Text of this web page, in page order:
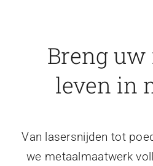
Breng uw
leven in
Van lasersnijden tot
we metaalmaatwerk